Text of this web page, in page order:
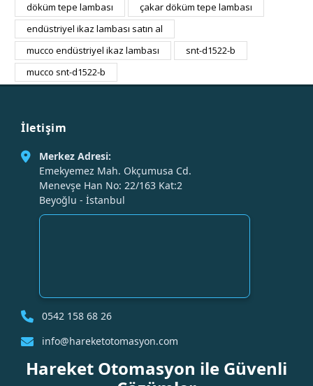
döküm tepe lambası
çakar döküm tepe lambası
endüstriyel ikaz lambası satın al
mucco endüstriyel ikaz lambası
snt-d1522-b
mucco snt-d1522-b
İletişim
Merkez Adresi:
Emekyemez Mah. Okçumusa Cd.
Menevşe Han No: 22/163 Kat:2
Beyoğlu - İstanbul
0542 158 68 26
info@hareketotomasyon.com
Hareket Otomasyon ile Güvenli